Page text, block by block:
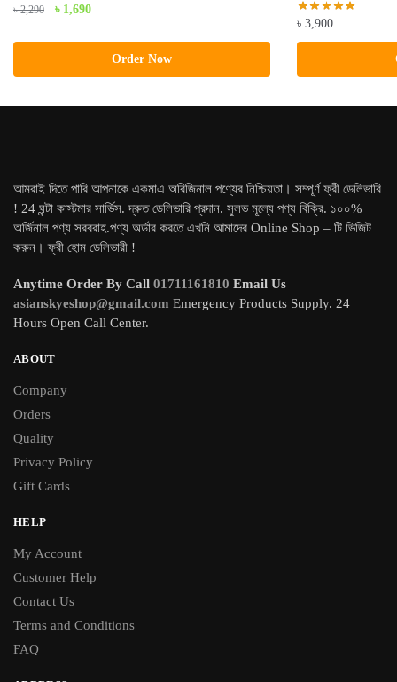
৳2,290
Original
৳ 1,690Current
৳ 1,690.
Order Now
৳ 3,900
আমরাই দিতে পারি আপনাকে একমাএ অরিজিনাল পণ্যের নিশ্চিয়তা। সম্পূর্ণ ফ্রী ডেলিভারি
! 24 ঘন্টা কাস্টমার সার্ভিস. দ্রুত ডেলিভারি প্রদান. সুলভ মূল্যে পণ্য বিক্রি. ১০০%
অর্জিনাল পণ্য সরবরাহ.পণ্য অর্ডার করতে এখনি আমাদের Online Shop – টি ভিজিট
করুন। ফ্রী হোম ডেলিভারী !
Anytime Order By Call 01711161810 Email Us
asianskyeshop@gmail.com Emergency Products Supply. 24
Hours Open Call Center.
ABOUT
Company
Orders
Quality
Privacy Policy
Gift Cards
HELP
My Account
Customer Help
Contact Us
Terms and Conditions
FAQ